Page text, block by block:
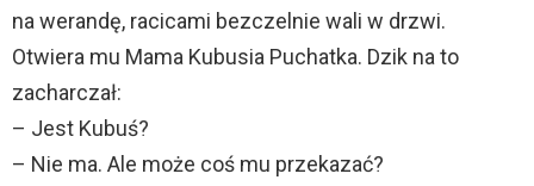
na werandę, racicami bezczelnie wali w drzwi.
Otwiera mu Mama Kubusia Puchatka. Dzik na to
zacharczał:
– Jest Kubuś?
– Nie ma. Ale może coś mu przekazać?